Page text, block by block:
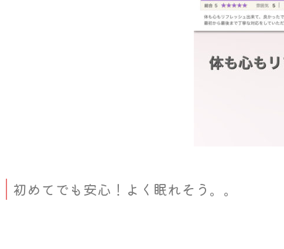
初めてでも安心！よく眠れそう。。